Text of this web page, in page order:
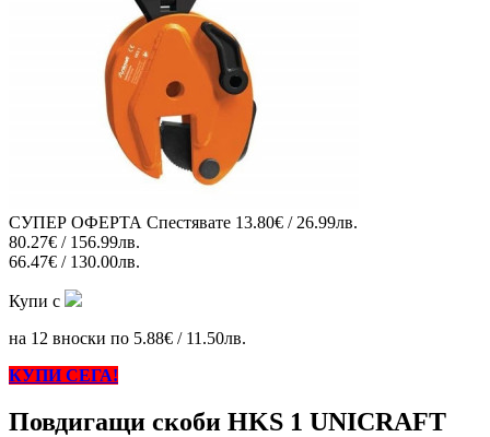
СУПЕР ОФЕРТА Спестявате 13.80€ / 26.99лв.
80.27€ / 156.99лв.
66.47€ / 130.00лв.
Купи с
на 12 вноски по 5.88€ / 11.50лв.
КУПИ СЕГА!
Повдигащи скоби HKS 1 UNICRAFT